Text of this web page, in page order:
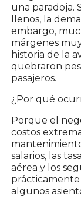
una paradoja.
llenos, la
embargo,
márgenes
historia de la
quebraron
pasajeros.
¿Por qué
Porque el
costos
salarios, las
aérea y los
algunos